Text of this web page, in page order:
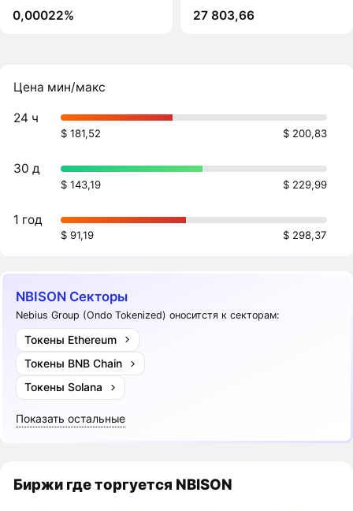
0,00022%
27 803,66
Цена мин/макс
24 ч
$ 181,52 $ 200,83
30 д
$ 143,19 $ 229,99
1 год
$ 91,19 $ 298,37
NBISON Секторы
Nebius Group (Ondo Tokenized) оноситстя к секторам:
Токены Ethereum
Токены BNB Chain
Токены Solana
Показать остальные
Биржи где торгуется NBISON